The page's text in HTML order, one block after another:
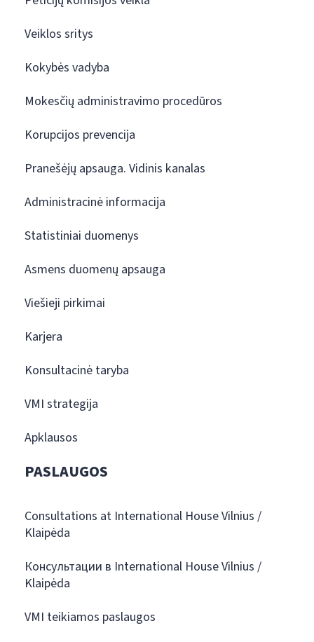
Veiklos sritys
Kokybės vadyba
Mokesčių administravimo procedūros
Korupcijos prevencija
Pranešėjų apsauga. Vidinis kanalas
Administracinė informacija
Statistiniai duomenys
Asmens duomenų apsauga
Viešieji pirkimai
Karjera
Konsultacinė taryba
VMI strategija
Apklausos
PASLAUGOS
Consultations at International House Vilnius /
Klaipėda
Консультации в International House Vilnius /
Klaipėda
VMI teikiamos paslaugos